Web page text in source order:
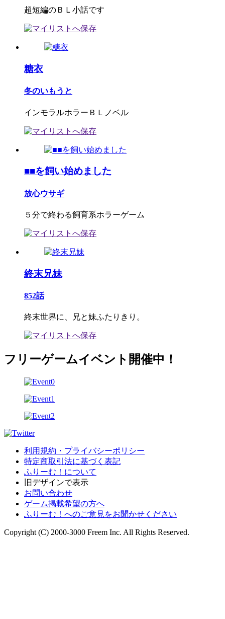
超短編のＢＬ小話です
糖衣
冬のいもうと
インモラルホラーＢＬノベル
■■を飼い始めました
放心ウサギ
５分で終わる飼育系ホラーゲーム
終末兄妹
852話
終末世界に、兄と妹ふたりきり。
フリーゲームイベント開催中！
利用規約・プライバシーポリシー
特定商取引法に基づく表記
ふりーむ！について
旧デザインで表示
お問い合わせ
ゲーム掲載希望の方へ
ふりーむ！へのご意見をお聞かせください
Copyright (C) 2000-3000 Freem Inc. All Rights Reserved.